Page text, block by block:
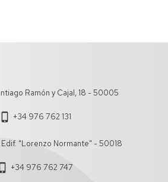
Ramón y Cajal, 18 - 50005
+34 976 762 131
Edif. "Lorenzo Normante" - 50018
+34 976 762 747